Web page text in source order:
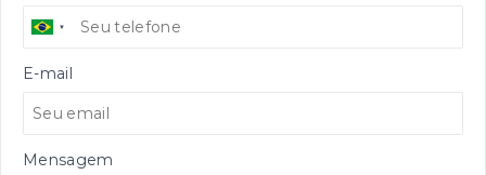
E-mail
Mensagem